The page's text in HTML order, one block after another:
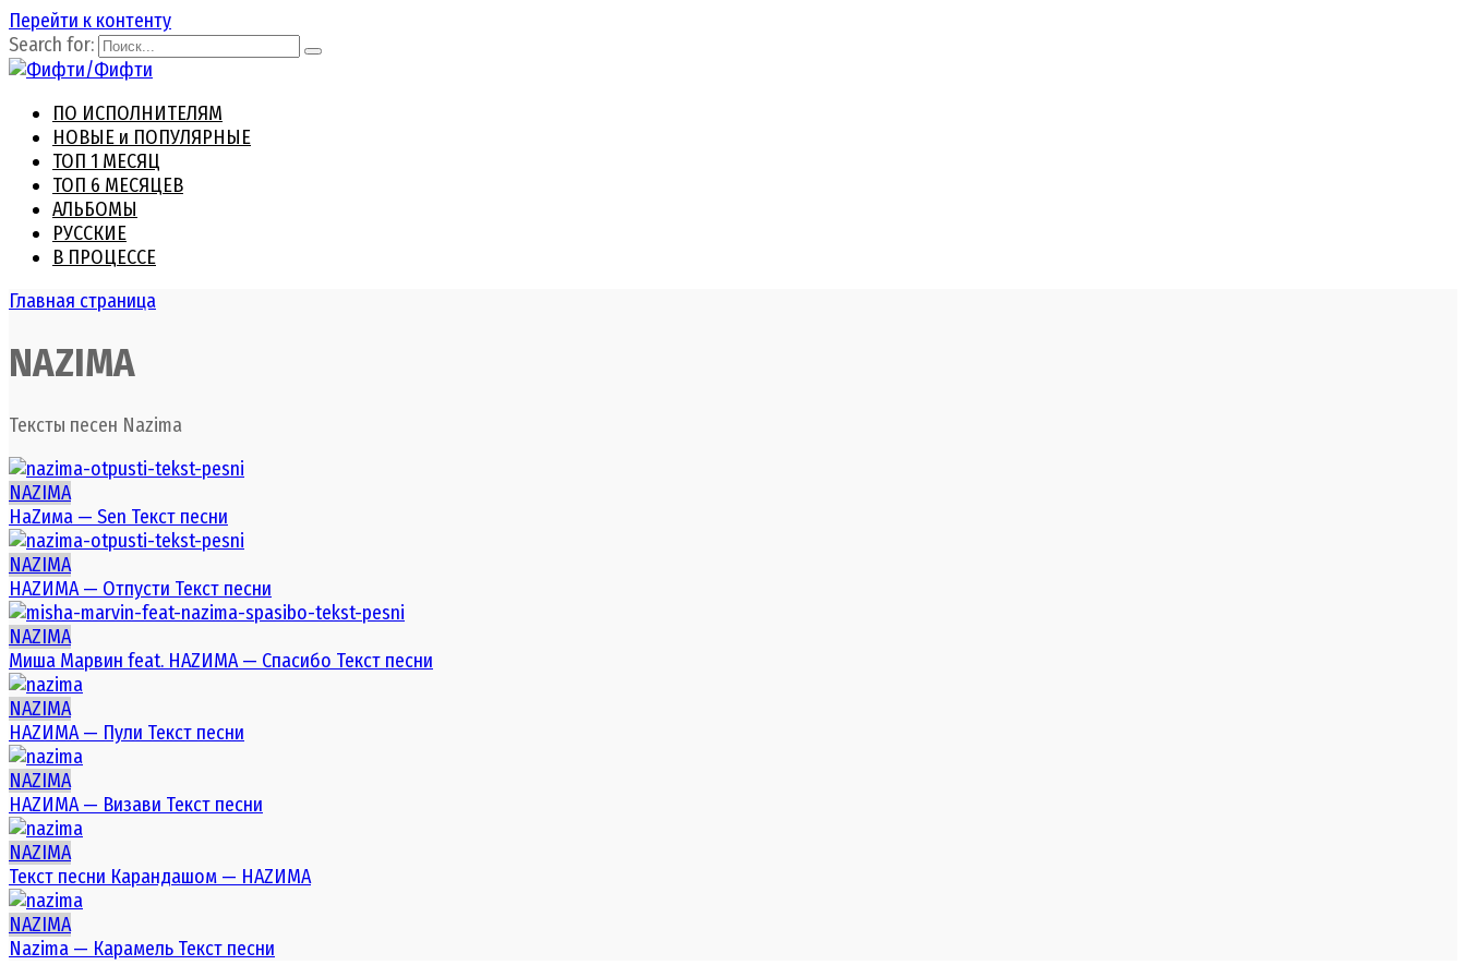
Перейти к контенту
Search for:
ПО ИСПОЛНИТЕЛЯМ
НОВЫЕ и ПОПУЛЯРНЫЕ
ТОП 1 МЕСЯЦ
ТОП 6 МЕСЯЦЕВ
АЛЬБОМЫ
РУССКИЕ
В ПРОЦЕССЕ
Главная страница
NAZIMA
Тексты песен Nazima
NAZIMA
НаZима — Sen Текст песни
NAZIMA
НАZИМА — Отпусти Текст песни
NAZIMA
Миша Марвин feat. НАZИМА — Спасибо Текст песни
NAZIMA
НАZИМА — Пули Текст песни
NAZIMA
НАZИМА — Визави Текст песни
NAZIMA
Текст песни Карандашом — НАZИМА
NAZIMA
Nazima — Карамель Текст песни